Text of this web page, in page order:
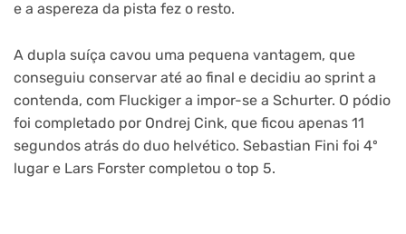
e a aspereza da pista fez o resto.
A dupla suíça cavou uma pequena vantagem, que
conseguiu conservar até ao final e decidiu ao sprint a
contenda, com Fluckiger a impor-se a Schurter. O pódio
foi completado por Ondrej Cink, que ficou apenas 11
segundos atrás do duo helvético. Sebastian Fini foi 4º
lugar e Lars Forster completou o top 5.